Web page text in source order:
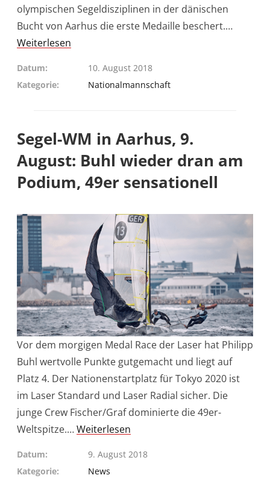
olympischen Segeldisziplinen in der dänischen
Bucht von Aarhus die erste Medaille beschert.…
Weiterlesen
Datum
10. August 2018
Kategorie
Nationalmannschaft
Segel-WM in Aarhus, 9.
August: Buhl wieder dran am
Podium, 49er sensationell
Vor dem morgigen Medal Race der Laser hat Philipp
Buhl wertvolle Punkte gutgemacht und liegt auf
Platz 4. Der Nationenstartplatz für Tokyo 2020 ist
im Laser Standard und Laser Radial sicher. Die
junge Crew Fischer/Graf dominierte die 49er-
Weltspitze.…Weiterlesen
Datum
9. August 2018
Kategorie
News